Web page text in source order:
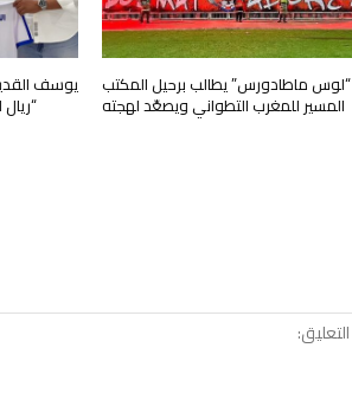
“لوس ماطادورس” يطالب برحيل المكتب
المسير للمغرب التطواني ويصعّد لهجته
يوسف